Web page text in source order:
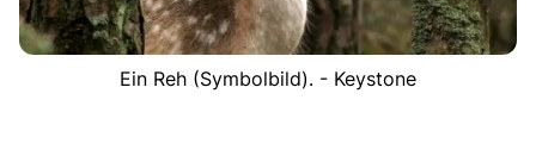
Ein Reh (Symbolbild). - Keystone